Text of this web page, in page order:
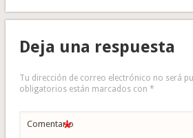
Deja una respuesta
Tu dirección de correo electrónico no será
obligatorios están marcados con *
Comentario
*